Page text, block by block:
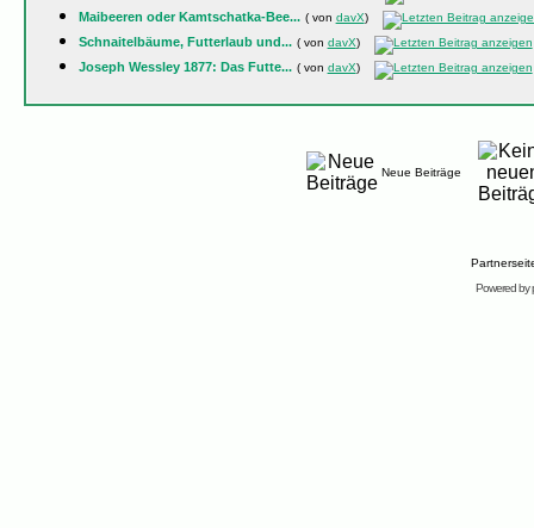
Maibeeren oder Kamtschatka-Bee... ( von davX)
Schnaitelbäume, Futterlaub und... ( von davX)
Joseph Wessley 1877: Das Futte... ( von davX)
Neue Beiträge
Powered by